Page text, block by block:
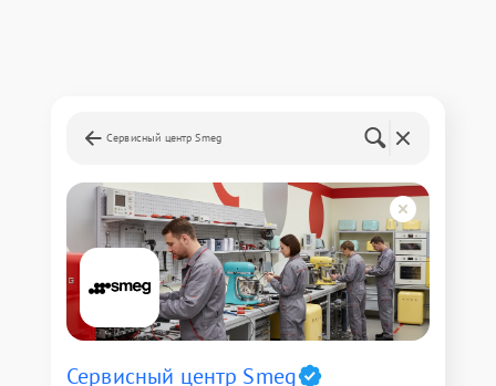
Сервисный центр Smeg
Сервисный центр Smeg